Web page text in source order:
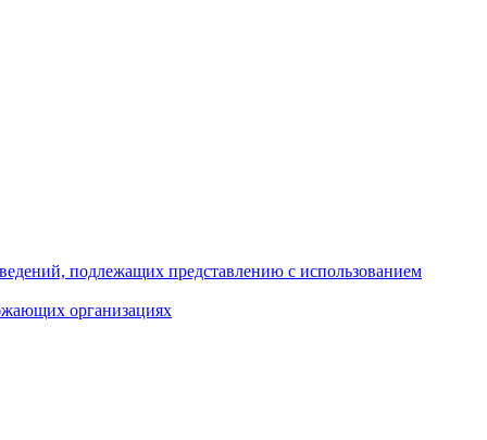
подлежащих представлению с использованием
организациях